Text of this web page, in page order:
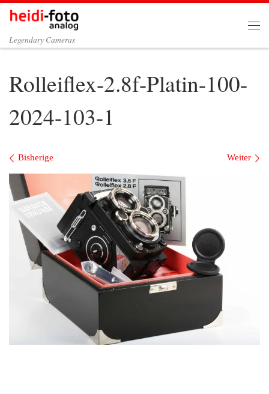
Zum Inhalt springen
Legendary Cameras
Rolleiflex-2.8f-Platin-100-
2024-103-1
Bilder Navigation
Bisherige Weiter